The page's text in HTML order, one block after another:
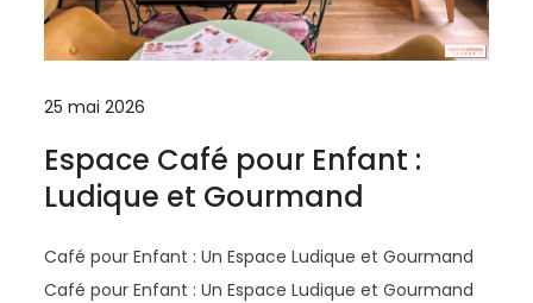
25 mai 2026
Espace Café pour Enfant :
Ludique et Gourmand
Café pour Enfant : Un Espace Ludique et Gourmand
Café pour Enfant : Un Espace Ludique et Gourmand